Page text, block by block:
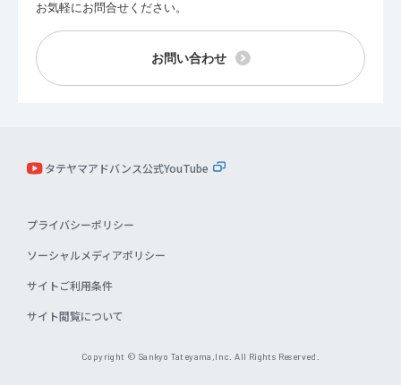
お気軽にお問合せください。
お問い合わせ
タテヤマアドバンス公式YouTube
プライバシーポリシー
ソーシャルメディアポリシー
サイトご利用条件
サイト閲覧について
Copyright © Sankyo Tateyama,lnc. All Rights Reserved.